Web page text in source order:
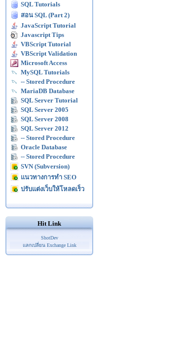
SQL Tutorials
สอน SQL (Part 2)
JavaScript Tutorial
Javascript Tips
VBScript Tutorial
VBScript Validation
Microsoft Access
MySQL Tutorials
-- Stored Procedure
MariaDB Database
SQL Server Tutorial
SQL Server 2005
SQL Server 2008
SQL Server 2012
-- Stored Procedure
Oracle Database
-- Stored Procedure
SVN (Subversion)
แนวทางการทำ SEO
ปรับแต่งเว็บให้โหลดเร็ว
Hit Link
ShotDev
แลกเปลี่ยน Exchange Link